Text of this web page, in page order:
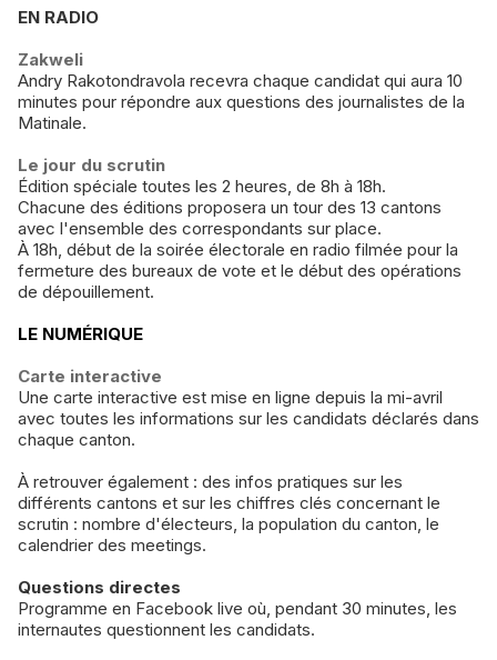
EN RADIO
Zakweli
Andry Rakotondravola recevra chaque candidat qui aura 10
minutes pour répondre aux questions des journalistes de la
Matinale.
Le jour du scrutin
Édition spéciale toutes les 2 heures, de 8h à 18h.
Chacune des éditions proposera un tour des 13 cantons
avec l'ensemble des correspondants sur place.
À 18h, début de la soirée électorale en radio filmée pour la
fermeture des bureaux de vote et le début des opérations
de dépouillement.
LE NUMÉRIQUE
Carte interactive
Une carte interactive est mise en ligne depuis la mi-avril
avec toutes les informations sur les candidats déclarés dans
chaque canton.
À retrouver également : des infos pratiques sur les
différents cantons et sur les chiffres clés concernant le
scrutin : nombre d'électeurs, la population du canton, le
calendrier des meetings.
Questions directes
Programme en Facebook live où, pendant 30 minutes, les
internautes questionnent les candidats.